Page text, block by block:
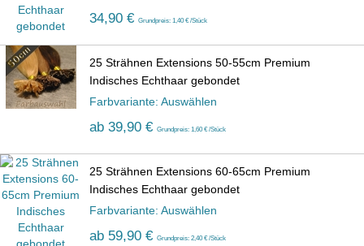
34,90 € Grundpreis: 1,40 € /Stück
25 Strähnen Extensions 50-55cm Premium
Indisches Echthaar gebondet
Farbvariante: Auswählen
ab 39,90 € Grundpreis: 1,60 € /Stück
25 Strähnen Extensions 60-65cm Premium
Indisches Echthaar gebondet
Farbvariante: Auswählen
ab 59,90 € Grundpreis: 2,40 € /Stück